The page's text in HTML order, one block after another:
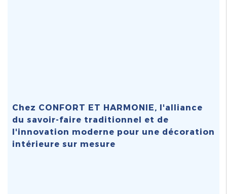
Chez CONFORT ET HARMONIE, l'alliance
du savoir-faire traditionnel et de
l'innovation moderne pour une décoration
intérieure sur mesure